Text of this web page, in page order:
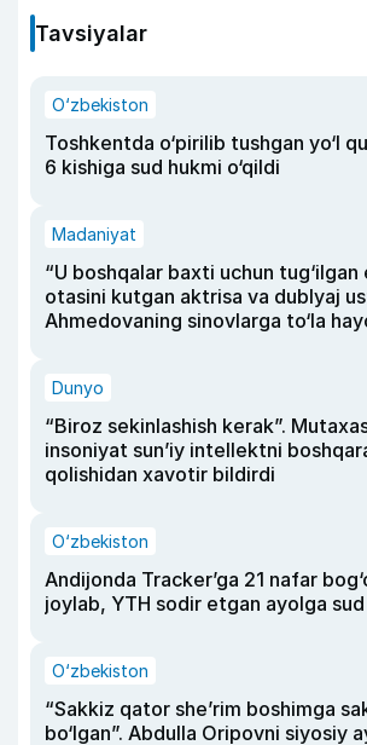
Tavsiyalar
O‘zbekiston
Toshkentda o‘pirilib tushgan yo‘l
6 kishiga sud hukmi o‘qildi
Madaniyat
“U boshqalar baxti uchun tug‘ilgan
otasini kutgan aktrisa va dublyaj
Ahmedovaning sinovlarga to‘la
Dunyo
“Biroz sekinlashish kerak”.
insoniyat sun’iy intellektni
qolishidan xavotir bildirdi
O‘zbekiston
Andijonda Tracker’ga 21 nafar
joylab, YTH sodir etgan ayolga sud
O‘zbekiston
“Sakkiz qator she’rim boshimga
bo‘lgan”. Abdulla Oripovni siyosiy